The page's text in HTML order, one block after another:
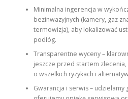
Minimalna ingerencja w
bezinwazyjnych (kamery, gaz
termowizja), aby lokalizować
podłóg.
Transparentne wyceny –
jeszcze przed startem
o wszelkich ryzykach i
Gwarancja i serwis –